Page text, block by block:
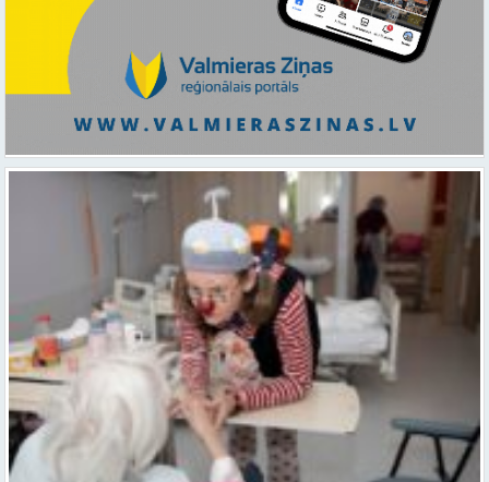
Ar smaidu un profesionālu sirdsiltumu: Dakteri Klauni uzsāk darbu
ar senioriem Vidzemes slimnīcā